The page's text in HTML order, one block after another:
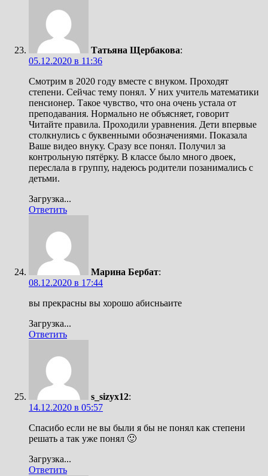
Татьяна Щербакова:
05.12.2020 в 11:36
Смотрим в 2020 году вместе с внуком. Проходят
степени. Сейчас тему понял. У них учитель математики
пенсионер. Такое чувство, что она очень устала от
преподавания. Нормально не объясняет, говорит
Читайте правила. Проходили уравнения. Дети впервые
столкнулись с буквенными обозначениями. Показала
Ваше видео внуку. Сразу все понял. Получил за
контрольную пятёрку. В классе было много двоек,
переслала в группу, надеюсь родители позанимались с
детьми.
Загрузка...
Ответить
Марина Бербат:
08.12.2020 в 17:44
вы прекрасны вы хорошо абисньаите
Загрузка...
Ответить
s_sizyx12:
14.12.2020 в 05:57
Спасибо если не вы были я бы не понял как степени
решать а так уже понял 🙂
Загрузка...
Ответить